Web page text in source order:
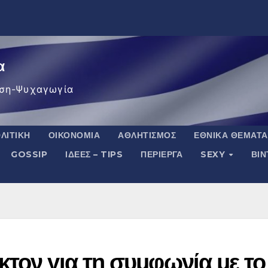
Ψυχαγωγία
ΟΙΚΟΝΟΜΊΑ ΑΘΛΗΤΙΣΜΌΣ ΕΘΝΙΚΆ ΘΈΜΑΤΑ
GOSSIP ΙΔΈΕΣ – TIPS ΠΕΡΊΕΡΓΑ SEXY
για τη συμφωνία με το